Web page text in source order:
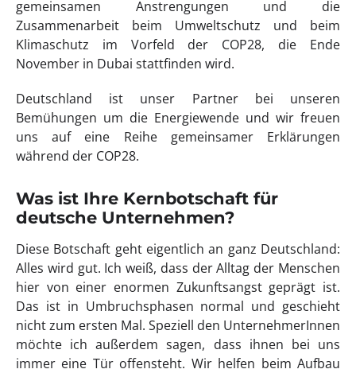
gemeinsamen Anstrengungen und die
Zusammenarbeit beim Umweltschutz und beim
Klimaschutz im Vorfeld der COP28, die Ende
November in Dubai stattfinden wird.
Deutschland ist unser Partner bei unseren
Bemühungen um die Energiewende und wir freuen
uns auf eine Reihe gemeinsamer Erklärungen
während der COP28.
Was ist Ihre Kernbotschaft für
deutsche Unternehmen?
Diese Botschaft geht eigentlich an ganz Deutschland:
Alles wird gut. Ich weiß, dass der Alltag der Menschen
hier von einer enormen Zukunftsangst geprägt ist.
Das ist in Umbruchsphasen normal und geschieht
nicht zum ersten Mal. Speziell den UnternehmerInnen
möchte ich außerdem sagen, dass ihnen bei uns
immer eine Tür offensteht. Wir helfen beim Aufbau